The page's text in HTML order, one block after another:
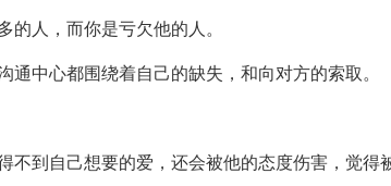
人，而你是亏欠他的人。
中心都围绕着自己的缺失，和向对方的索取。
到自己想要的爱，还会被他的态度伤害，觉得